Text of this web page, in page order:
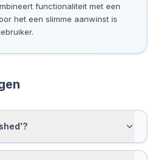
functionaliteit met een
het een slimme aanwinst is